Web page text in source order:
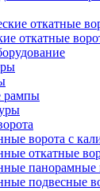
откатные
откатные
рампы
ворота с
откатные
панорамные
подвесные